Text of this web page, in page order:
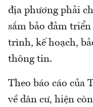
địa phương phải
sắm bảo đảm
trình, kế hoạch,
thông tin.
Theo báo cáo của
về dân cư, hiện